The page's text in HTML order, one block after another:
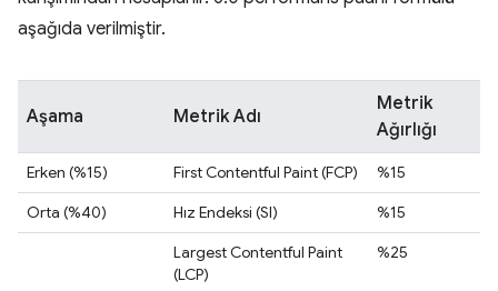
aşağıda verilmiştir.
Aşama Metrik Adı
Metrik
Ağırlığı
Erken (%15) First Contentful Paint (FCP)
%15
Orta (%40)
Hız Endeksi (SI)
%15
Largest Contentful Paint
(LCP)
%25